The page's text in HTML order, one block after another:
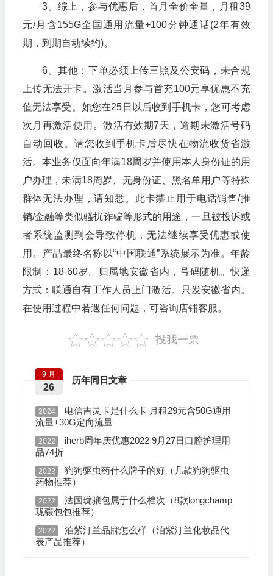
3、综上，参与优惠后，首月全价全量，月租39
元/月含155G全国通用流量+100分钟通话(2年有效
期，到期自动续约)。
6、其他：下单必须上传三照及公安码，未合规
上传无法开卡。激活当月参与首充100元享优惠不充
值无法享受。如您在25日以后收到手机卡，您可考虑
次月再激活使用。激活有效期7天，逾期未激活号码
自动回收。请您收到手机卡后尽快在物流收货省激
活。本业务仅面向年满18周岁并使用本人身份证的用
户办理，未满18周岁、无身份证、黑名单用户等特殊
群体无法办理，请知悉。此卡禁止用于电话销售/推
销/金融等类似骚扰诈骗等形式的用途，一旦被投诉或
者系统监测到会导致停机，无法继续享受优惠或使
用。产品最终名称以“中国联通”系统展示为准。年龄
限制：18-60岁。归属地安徽省内，号码随机。快递
方式：联通自有工作人员上门激活。只发安徽省内。
在使用过程中若遇任何问题，可咨询店铺客服。
投我一票
历年同日文章
9 月
26
2024
电信吉灵卡是什么卡 月租29元含50G通用
流量+30G定向流量
2022
iherb周年庆优惠2022 9月27日口腔护理用
品74折
2022
狗狗驱虫药什么牌子的好（几款狗狗驱虫
药物推荐）
2022
法国珑骧包属于什么档次（8款longchamp
珑骧包包推荐）
2022
泊紫汀兰品牌怎么样（泊紫汀兰化妆品代
表产品推荐）